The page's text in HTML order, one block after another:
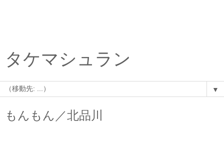
タケマシュラン
▼
もんもん／北品川